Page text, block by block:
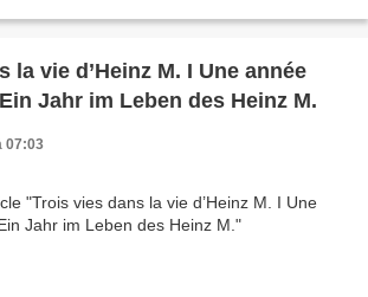
la vie d’Heinz M. I Une année
Jahr im Leben des Heinz M.
07:03